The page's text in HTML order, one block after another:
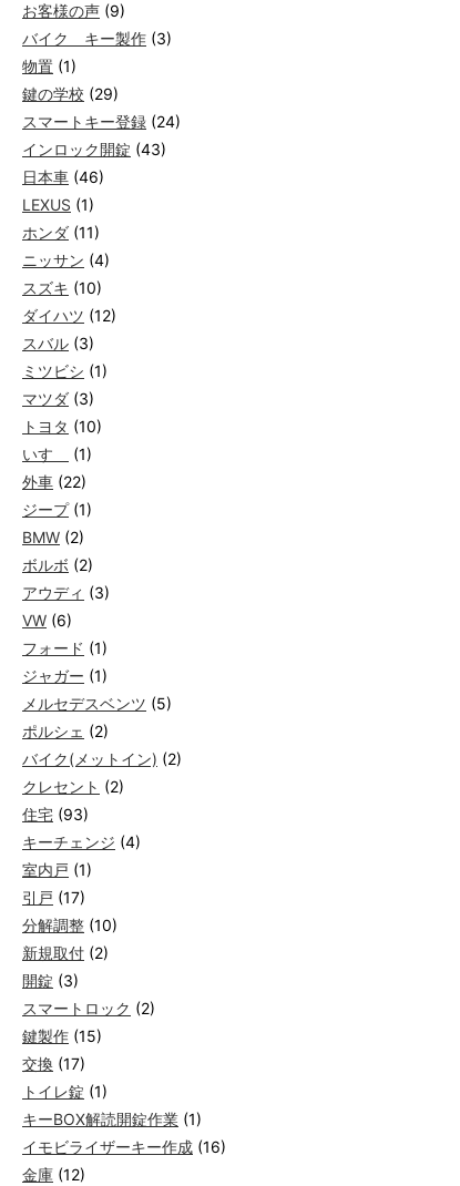
お客様の声 (9)
バイク キー製作 (3)
物置 (1)
鍵の学校 (29)
スマートキー登録 (24)
インロック開錠 (43)
日本車 (46)
LEXUS (1)
ホンダ (11)
ニッサン (4)
スズキ (10)
ダイハツ (12)
スバル (3)
ミツビシ (1)
マツダ (3)
トヨタ (10)
いすゞ
(1)
外車 (22)
ジープ(1)
BMW (2)
ボルボ (2)
アウディ (3)
VW (6)
フォード (1)
ジャガー (1)
メルセデスベンツ (5)
ポルシェ (2)
バイク(メットイン) (2)
クレセント (2)
住宅 (93)
キーチェンジ (4)
室内戸 (1)
引戸 (17)
分解調整 (10)
新規取付 (2)
開錠 (3)
スマートロック (2)
鍵製作 (15)
交換 (17)
トイレ錠 (1)
キーBOX解読開錠作業 (1)
イモビライザーキー作成 (16)
金庫 (12)